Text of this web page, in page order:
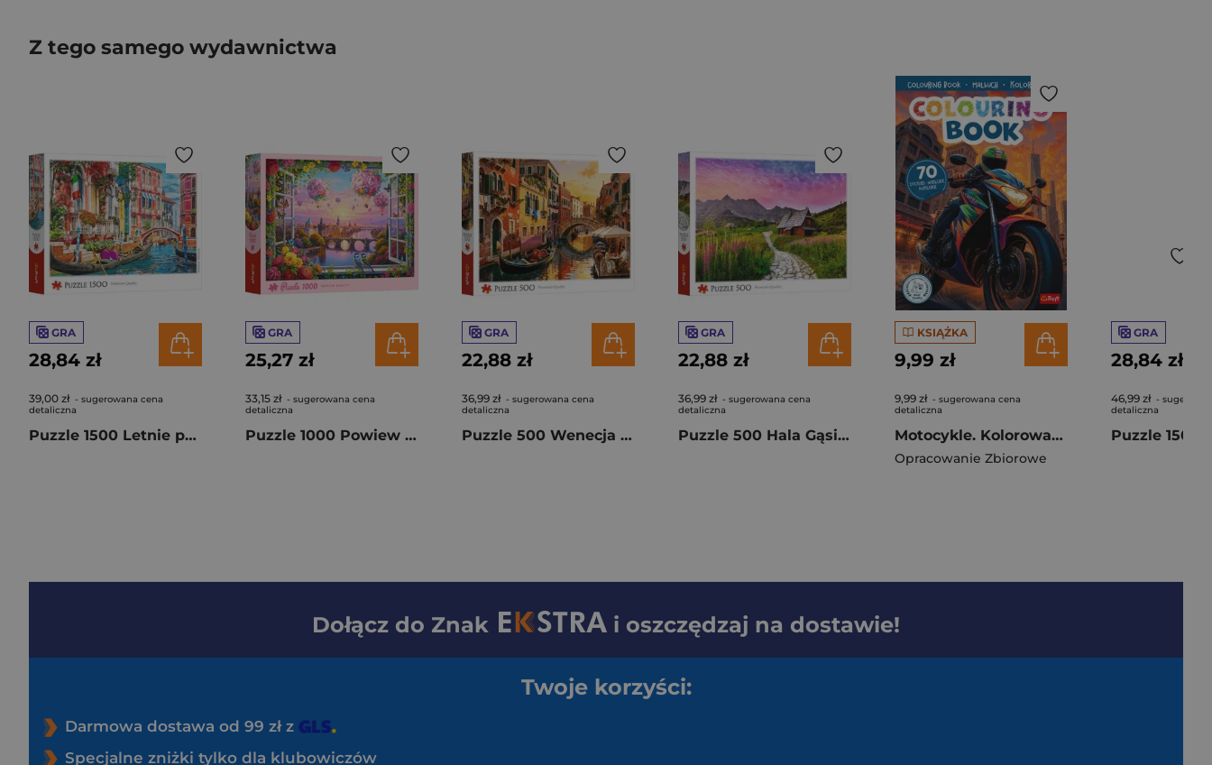
Z tego samego wydawnictwa
GRA
28,84 zł
39,00 zł - sugerowana cena
detaliczna
Puzzle 1500 Letnie popołudnie w Wenecji 26220
GRA
25,27 zł
33,15 zł - sugerowana cena
detaliczna
Puzzle 1000 Powiew miłości 10972
GRA
22,88 zł
36,99 zł - sugerowana cena
detaliczna
Puzzle 500 Wenecja o zachodzie słońca 37556
GRA
22,88 zł
36,99 zł - sugerowana cena
detaliczna
Puzzle 500 Hala Gąsienicowa Tatry Polska 37555
KSIĄŻKA
9,99 zł
9,99 zł - sugerowana cena
detaliczna
Motocykle. Kolorowanka z naklejkami
Opracowanie Zbiorowe
GRA
28,84 zł
46,99 zł -
detaliczna
Dołącz do Znak i oszczędzaj na dostawie!
Twoje korzyści:
Darmowa dostawa od 99 zł z
Specjalne zniżki tylko dla klubowiczów